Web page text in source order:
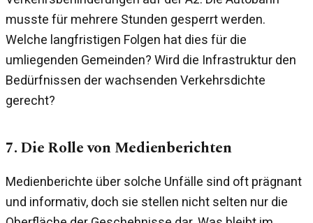
musste für mehrere Stunden gesperrt werden.
Welche langfristigen Folgen hat dies für die
umliegenden Gemeinden? Wird die Infrastruktur den
Bedürfnissen der wachsenden Verkehrsdichte
gerecht?
7. Die Rolle von Medienberichten
Medienberichte über solche Unfälle sind oft prägnant
und informativ, doch sie stellen nicht selten nur die